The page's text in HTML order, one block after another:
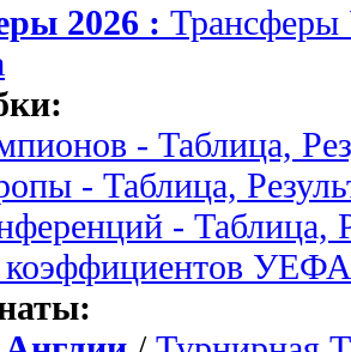
2026 :
- Таблица,
- Таблица,
- Таблица,
коэффициентов УЕФА